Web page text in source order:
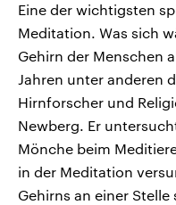
Eine der wichtigsten
Meditation. Was sich
Gehirn der Menschen
Jahren unter anderen
Hirnforscher und
Newberg. Er
Mönche beim
in der Meditation
Gehirns an einer